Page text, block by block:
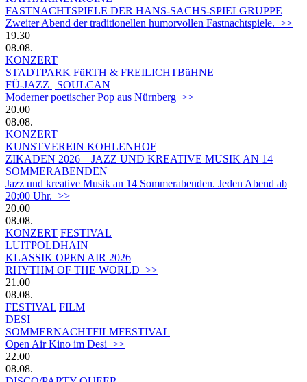
FASTNACHTSPIELE DER HANS-SACHS-SPIELGRUPPE
Zweiter Abend der traditionellen humorvollen Fastnachtspiele. >>
19.30
08.08.
KONZERT
STADTPARK FüRTH & FREILICHTBüHNE
FÜ-JAZZ | SOULCAN
Moderner poetischer Pop aus Nürnberg >>
20.00
08.08.
KONZERT
KUNSTVEREIN KOHLENHOF
ZIKADEN 2026 – JAZZ UND KREATIVE MUSIK AN 14
SOMMERABENDEN
Jazz und kreative Musik an 14 Sommerabenden. Jeden Abend ab
20:00 Uhr. >>
20.00
08.08.
KONZERT FESTIVAL
LUITPOLDHAIN
KLASSIK OPEN AIR 2026
RHYTHM OF THE WORLD >>
21.00
08.08.
FESTIVAL FILM
DESI
SOMMERNACHTFILMFESTIVAL
Open Air Kino im Desi >>
22.00
08.08.